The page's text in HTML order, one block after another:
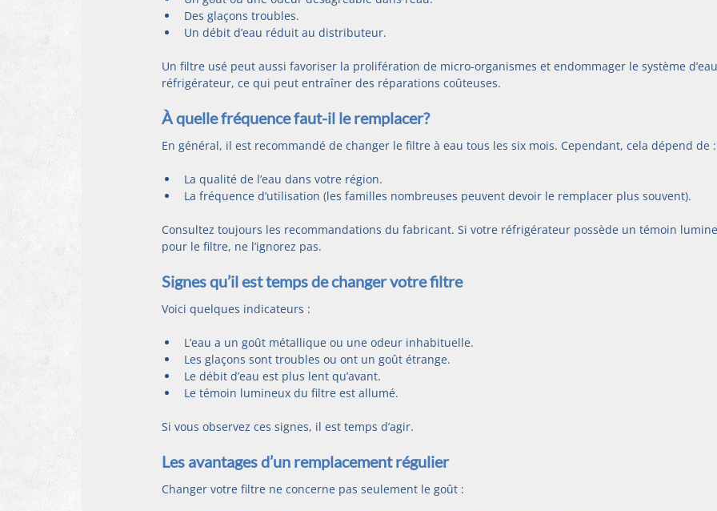
Des glaçons troubles.
Un débit d’eau réduit au distributeur.
Un filtre usé peut aussi favoriser la prolifération de micro-organismes et endommager le système
réfrigérateur, ce qui peut entraîner des réparations coûteuses.
À quelle fréquence faut-il le remplacer?
En général, il est recommandé de changer le filtre à eau tous les six mois. Cependant, cela dépend de :
La qualité de l’eau dans votre région.
La fréquence d’utilisation (les familles nombreuses peuvent devoir le remplacer plus souvent).
Consultez toujours les recommandations du fabricant. Si votre réfrigérateur possède un témoin
pour le filtre, ne l’ignorez pas.
Signes qu’il est temps de changer votre filtre
Voici quelques indicateurs :
L’eau a un goût métallique ou une odeur inhabituelle.
Les glaçons sont troubles ou ont un goût étrange.
Le débit d’eau est plus lent qu’avant.
Le témoin lumineux du filtre est allumé.
Si vous observez ces signes, il est temps d’agir.
Les avantages d’un remplacement régulier
Changer votre filtre ne concerne pas seulement le goût :